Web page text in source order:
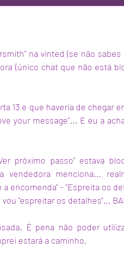
na vinted (se não
(único chat que não está
13 e que haveria de chegar
your message"... E eu a
próximo passo" estava
vendedora menciona...
encomenda" - "Espreita os
"espreitar os detalhes"...
É pena não poder
estará a caminho.